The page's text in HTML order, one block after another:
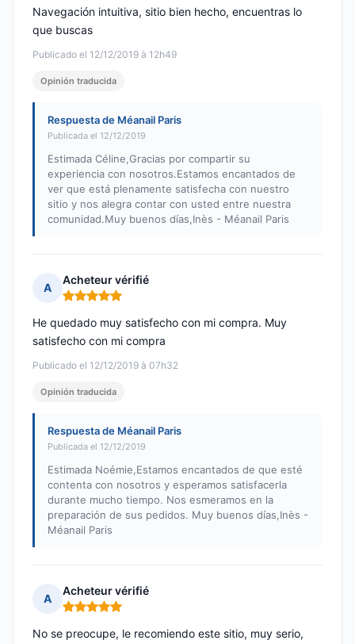
Publicado el 12/12/2019 à 12h49
Navegación intuitiva, sitio bien hecho, encuentras lo
que buscas
Opinión traducida
Respuesta de Méanail Paris
Publicada el 12/12/2019
Estimada Céline,Gracias por compartir su
experiencia con nosotros.Estamos encantados de
ver que está plenamente satisfecha con nuestro
sitio y nos alegra contar con usted entre nuestra
comunidad.Muy buenos días,Inès - Méanail Paris
A
Acheteur vérifié
Nota: 5 de 5
Publicado el 12/12/2019 à 07h32
He quedado muy satisfecho con mi compra. Muy
satisfecho con mi compra
Opinión traducida
Respuesta de Méanail Paris
Publicada el 12/12/2019
Estimada Noémie,Estamos encantados de que esté
contenta con nosotros y esperamos satisfacerla
durante mucho tiempo. Nos esmeramos en la
preparación de sus pedidos. Muy buenos días,Inès -
Méanail Paris
A
Acheteur vérifié
Nota: 5 de 5
No se preocupe, le recomiendo este sitio, muy serio,